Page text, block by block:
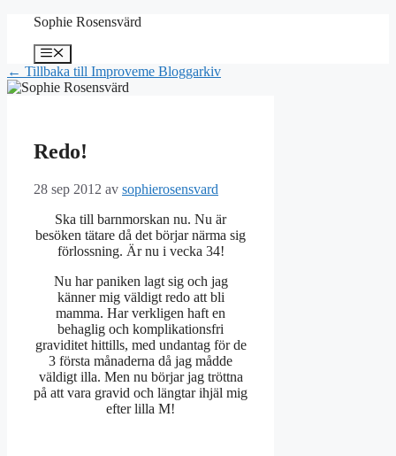
Hoppa
innehåll
Sophie Rosensvärd
Meny
← Tillbaka till Improveme Bloggarkiv
Redo!
28 sep 2012 av sophierosensvard
Ska till barnmorskan nu. Nu är
besöken tätare då det börjar närma sig
förlossning. Är nu i vecka 34!
Nu har paniken lagt sig och jag
känner mig väldigt redo att bli
mamma. Har verkligen haft en
behaglig och komplikationsfri
graviditet hittills, med undantag för de
3 första månaderna då jag mådde
väldigt illa. Men nu börjar jag tröttna
på att vara gravid och längtar ihjäl mig
efter lilla M!